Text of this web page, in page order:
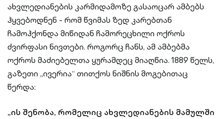
ახვლედიანების კარმიდამოზე გასაოცარ ამბებს
ჰყვებოდნენ - რომ წვიმას ზედ კარებთან
ჩამოჰქონდა მიწიდან ჩამორეცხილი ოქროს
ძვირფასი ნივთები. როგორც ჩანს, ამ ამბებმა
ოქროს მაძიებელთა ყურამდეც მიაღწია. 1889 წელს,
გაზეთი „ივერია“ თითქოს ნიშნის მოგებითაც
წერდა:
„ის შენობა, რომელიც ახვლედიანების მამულში